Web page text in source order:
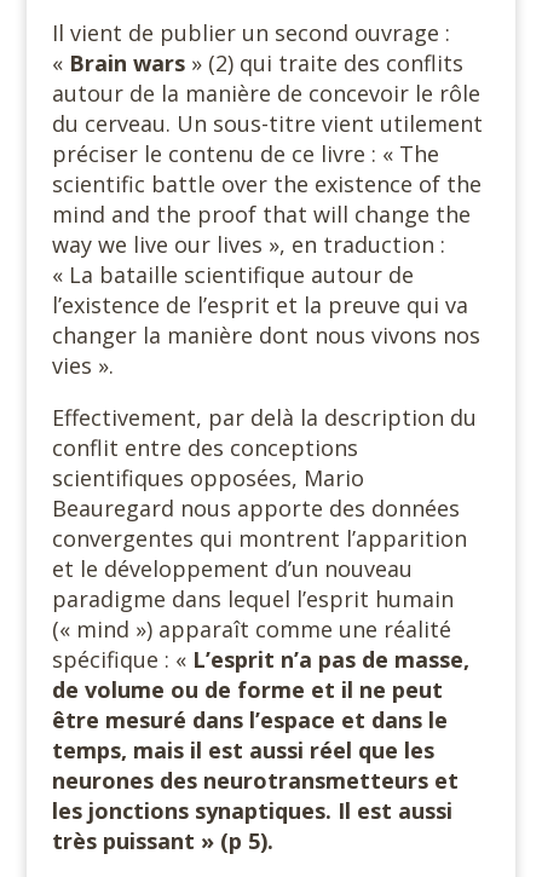
Il vient de publier un second ouvrage :
« Brain wars » (2) qui traite des conflits
autour de la manière de concevoir le rôle
du cerveau. Un sous-titre vient utilement
préciser le contenu de ce livre : « The
scientific battle over the existence of the
mind and the proof that will change the
way we live our lives », en traduction :
« La bataille scientifique autour de
l’existence de l’esprit et la preuve qui va
changer la manière dont nous vivons nos
vies ».
Effectivement, par delà la description du
conflit entre des conceptions
scientifiques opposées, Mario
Beauregard nous apporte des données
convergentes qui montrent l’apparition
et le développement d’un nouveau
paradigme dans lequel l’esprit humain
(« mind ») apparaît comme une réalité
spécifique : « L’esprit n’a pas de masse,
de volume ou de forme et il ne peut
être mesuré dans l’espace et dans le
temps, mais il est aussi réel que les
neurones des neurotransmetteurs et
les jonctions synaptiques. Il est aussi
très puissant » (p 5).